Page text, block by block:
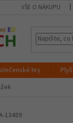
VŠE O NÁKUPU
hry
13489